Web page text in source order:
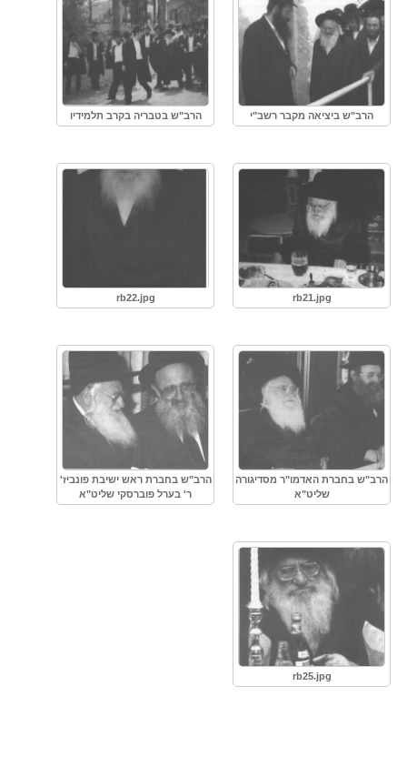
הרב"ש ביציאה מקבר רשב"י הרב"ש בטבריה בקרב תלמידיו
rb21.jpg
rb22.jpg
הרב"ש בחברת האדמו"ר מסדיגורה
שליט"א
הרב"ש בחברת ראש ישיבת פונביז'
ר' בערל פוברסקי שליט"א
rb25.jpg